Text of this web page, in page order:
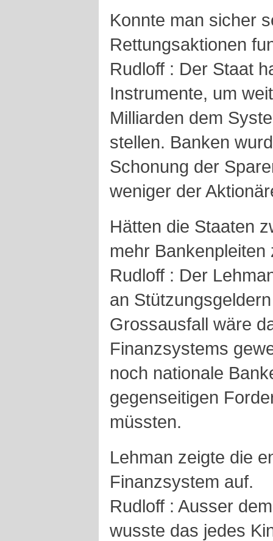
Konnte man sicher
Rettungsaktionen
Rudloff : Der Staat
Instrumente, um
Milliarden dem
stellen. Banken
Schonung der
weniger der
Hätten die Staaten
mehr
Rudloff : Der
an
Grossausfall wäre
Finanzsystems
noch nationale
gegenseitigen
müssten.
Lehman zeigte die
Finanzsystem auf.
Rudloff : Ausser
wusste das jedes